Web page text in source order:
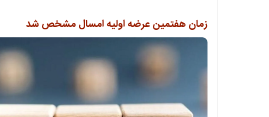
زمان هفتمین عرضه اولیه امسال مشخص شد